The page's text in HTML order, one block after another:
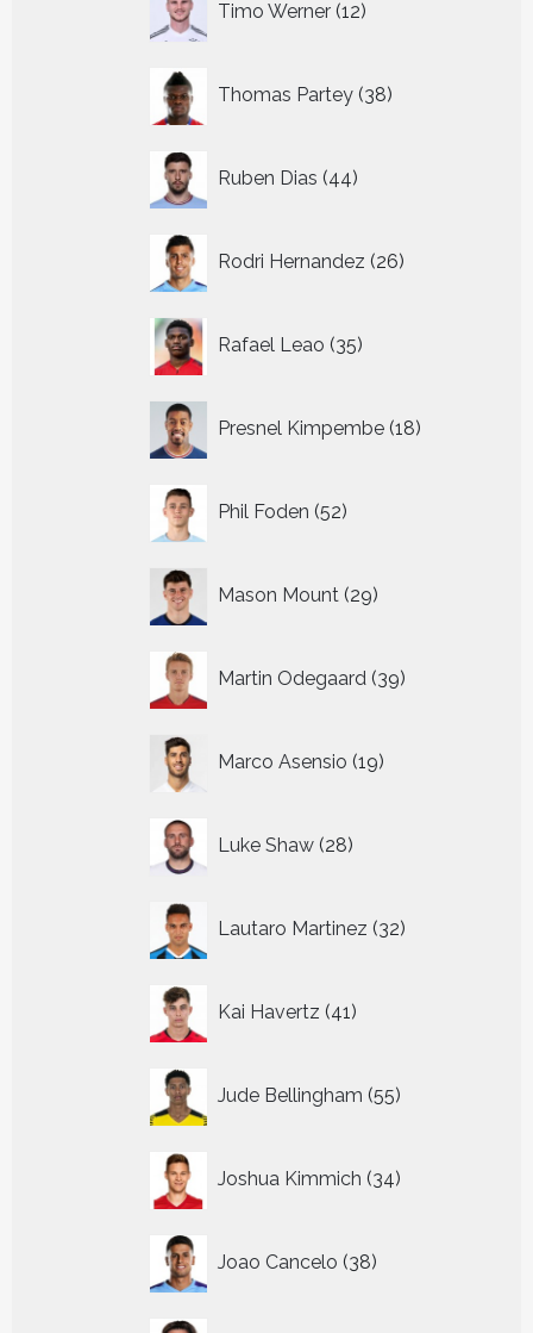
Timo Werner 12
producten
Thomas Partey 38
producten
Ruben Dias 44
producten
Rodri Hernandez 26
producten
Rafael Leao 35
producten
Presnel Kimpembe 18
producten
Phil Foden 52
producten
Mason Mount 29
producten
Martin Odegaard 39
producten
Marco Asensio 19
producten
Luke Shaw 28
producten
Lautaro Martinez 32
producten
Kai Havertz 41
producten
Jude Bellingham 55
producten
Joshua Kimmich 34
producten
Joao Cancelo 38
producten